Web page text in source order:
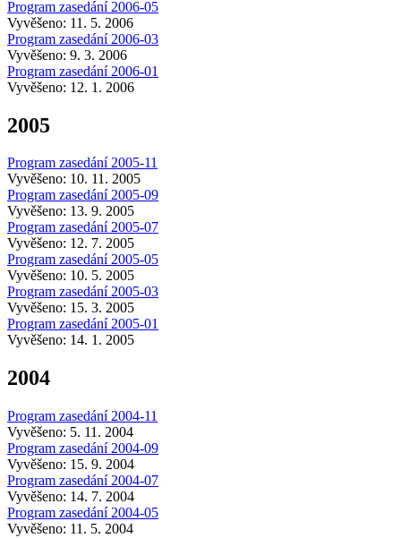
Program zasedání 2006-05
Vyvěšeno: 11. 5. 2006
Program zasedání 2006-03
Vyvěšeno: 9. 3. 2006
Program zasedání 2006-01
Vyvěšeno: 12. 1. 2006
2005
Program zasedání 2005-11
Vyvěšeno: 10. 11. 2005
Program zasedání 2005-09
Vyvěšeno: 13. 9. 2005
Program zasedání 2005-07
Vyvěšeno: 12. 7. 2005
Program zasedání 2005-05
Vyvěšeno: 10. 5. 2005
Program zasedání 2005-03
Vyvěšeno: 15. 3. 2005
Program zasedání 2005-01
Vyvěšeno: 14. 1. 2005
2004
Program zasedání 2004-11
Vyvěšeno: 5. 11. 2004
Program zasedání 2004-09
Vyvěšeno: 15. 9. 2004
Program zasedání 2004-07
Vyvěšeno: 14. 7. 2004
Program zasedání 2004-05
Vyvěšeno: 11. 5. 2004